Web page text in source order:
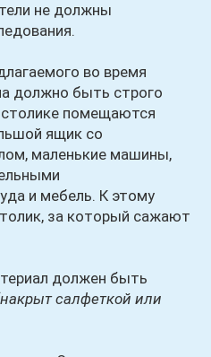
не должны
во время
должно быть строго
помещаются
ящик со
маленькие машины,
и мебель. К этому
за который сажают
должен быть
салфеткой или